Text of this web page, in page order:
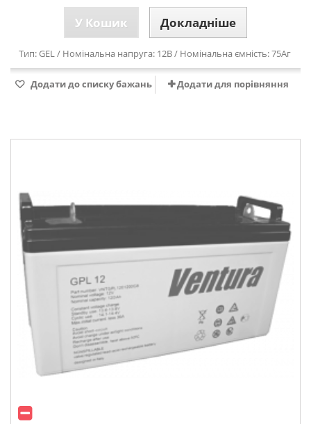
У Кошик Докладніше
Тип: GEL / Номінальна напруга: 12В / Номінальна ємність: 75Аг
Додати до списку бажань Додати для порівняння